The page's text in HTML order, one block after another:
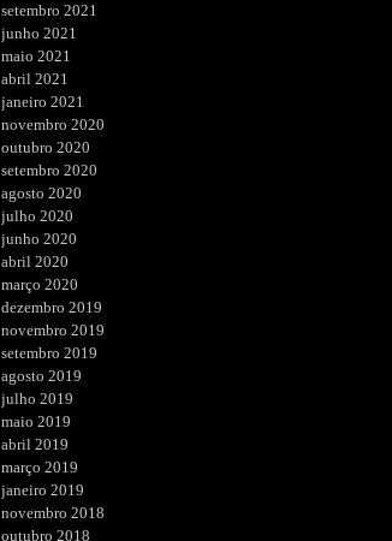
setembro 2021
junho 2021
maio 2021
abril 2021
janeiro 2021
novembro 2020
outubro 2020
setembro 2020
agosto 2020
julho 2020
junho 2020
abril 2020
março 2020
dezembro 2019
novembro 2019
setembro 2019
agosto 2019
julho 2019
maio 2019
abril 2019
março 2019
janeiro 2019
novembro 2018
outubro 2018